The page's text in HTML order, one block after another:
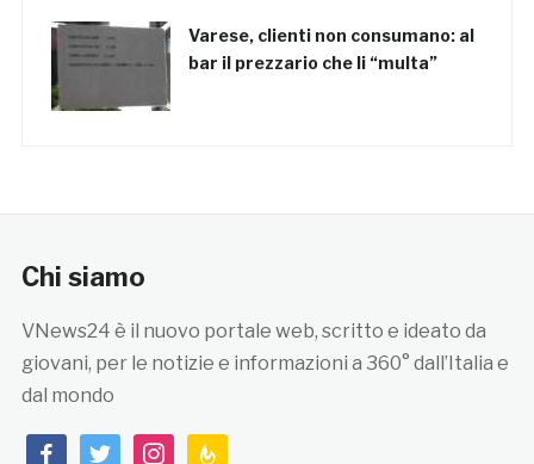
Varese, clienti non consumano: al
bar il prezzario che li “multa”
Chi siamo
VNews24 è il nuovo portale web, scritto e ideato da
giovani, per le notizie e informazioni a 360° dall’Italia e
dal mondo
facebooktwitterinstagramfeedburner